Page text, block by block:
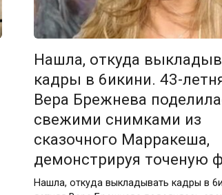
Нашла, откуда
кадры в 6икини. 43-
Вера Брежнева
свежими снимками из
сказочного Марракеша,
демонстрируя точеную
Нашла, откуда выкладывать кадры в